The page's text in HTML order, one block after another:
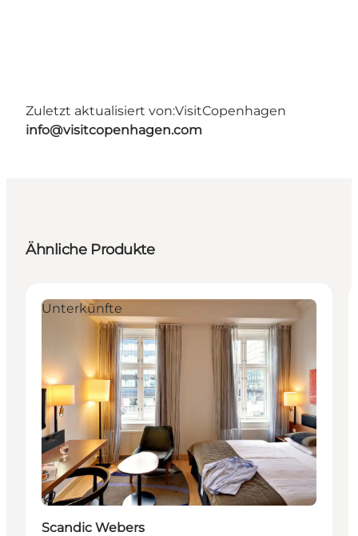
Zuletzt aktualisiert von:VisitCopenhagen
info@visitcopenhagen.com
Ähnliche Produkte
Nachhaltig
Unterkünfte
Scandic Webers